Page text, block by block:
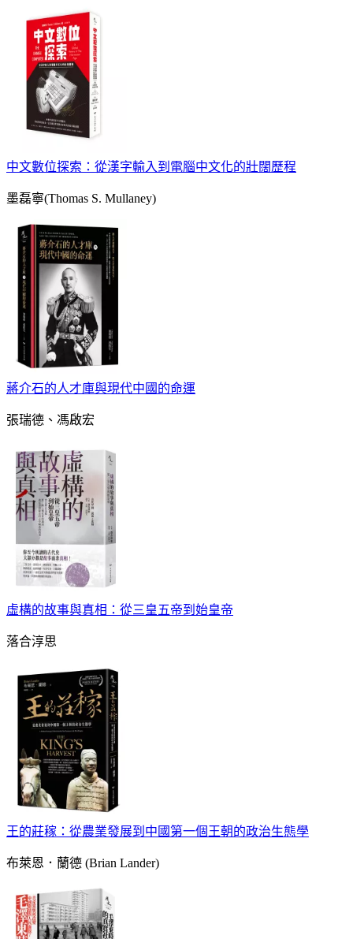
中文數位探索：從漢字輸入到電腦中文化的壯闊歷程
墨磊寧(Thomas S. Mullaney)
蔣介石的人才庫與現代中國的命運
張瑞德、馮啟宏
虛構的故事與真相：從三皇五帝到始皇帝
落合淳思
王的莊稼：從農業發展到中國第一個王朝的政治生態學
布萊恩．蘭德 (Brian Lander)